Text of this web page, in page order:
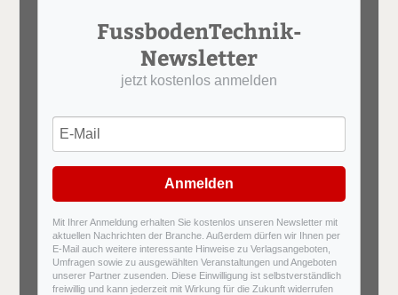
FussbodenTechnik-
Newsletter
jetzt kostenlos anmelden
Anmelden
Mit Ihrer Anmeldung erhalten Sie kostenlos unseren Newsletter mit
aktuellen Nachrichten der Branche. Außerdem dürfen wir Ihnen per
E-Mail auch weitere interessante Hinweise zu Verlagsangeboten,
Umfragen sowie zu ausgewählten Veranstaltungen und Angeboten
unserer Partner zusenden. Diese Einwilligung ist selbstverständlich
freiwillig und kann jederzeit mit Wirkung für die Zukunft widerrufen